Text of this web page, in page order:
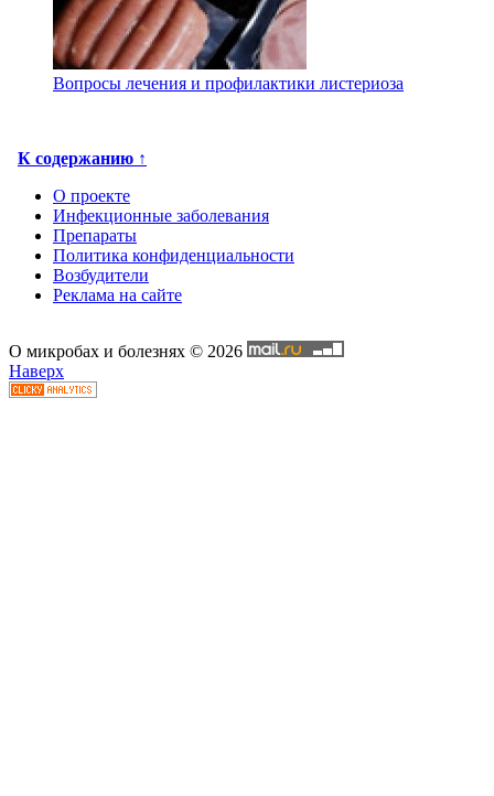
Вопросы лечения и профилактики листериоза
К содержанию ↑
О проекте
Инфекционные заболевания
Препараты
Политика конфиденциальности
Возбудители
Реклама на сайте
О микробах и болезнях © 2026
Наверх